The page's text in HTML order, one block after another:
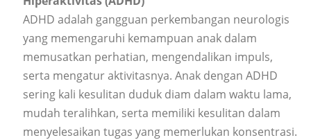
ADHD adalah gangguan perkembangan neurologis
yang memengaruhi kemampuan anak dalam
memusatkan perhatian, mengendalikan impuls,
serta mengatur aktivitasnya. Anak dengan ADHD
sering kali kesulitan duduk diam dalam waktu lama,
mudah teralihkan, serta memiliki kesulitan dalam
menyelesaikan tugas yang memerlukan konsentrasi.